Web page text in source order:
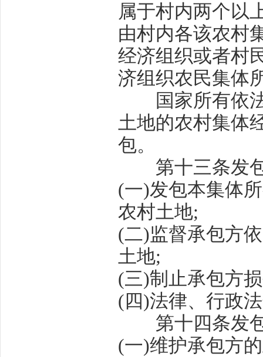
属于村内两个以
由村内各该农村
经济组织或者村
济组织农民集体
国家所有依法
土地的农村集体
包。
第十三条发
(一)发包本集体
农村土地;
(二)监督承包方
土地;
(三)制止承包方
( 四)法律、行政
第十四条发
(一)维护承包方